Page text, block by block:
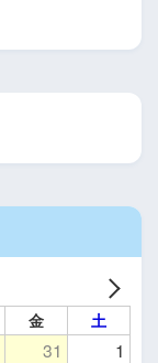
金 土
31 1